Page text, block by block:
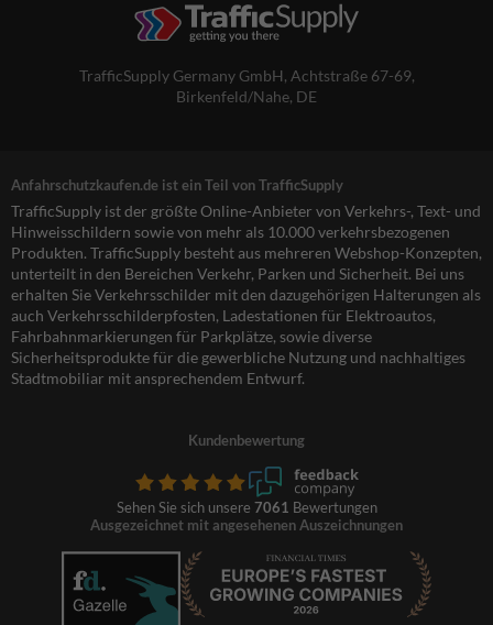
TrafficSupply Germany GmbH, Achtstraße 67-69,
Birkenfeld/Nahe, DE
Anfahrschutzkaufen.de ist ein Teil von TrafficSupply
TrafficSupply ist der größte Online-Anbieter von Verkehrs-, Text- und
Hinweisschildern sowie von mehr als 10.000 verkehrsbezogenen
Produkten. TrafficSupply besteht aus mehreren Webshop-Konzepten,
unterteilt in den Bereichen Verkehr, Parken und Sicherheit. Bei uns
erhalten Sie Verkehrsschilder mit den dazugehörigen Halterungen als
auch Verkehrsschilderpfosten, Ladestationen für Elektroautos,
Fahrbahnmarkierungen für Parkplätze, sowie diverse
Sicherheitsprodukte für die gewerbliche Nutzung und nachhaltiges
Stadtmobiliar mit ansprechendem Entwurf.
Kundenbewertung
Sehen Sie sich unsere 7061 Bewertungen
Ausgezeichnet mit angesehenen Auszeichnungen